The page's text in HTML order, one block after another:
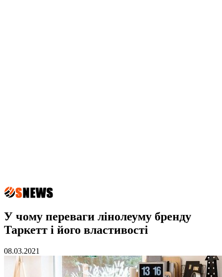
У чому переваги лінолеуму бренду
Таркетт і його властивості
08.03.2021